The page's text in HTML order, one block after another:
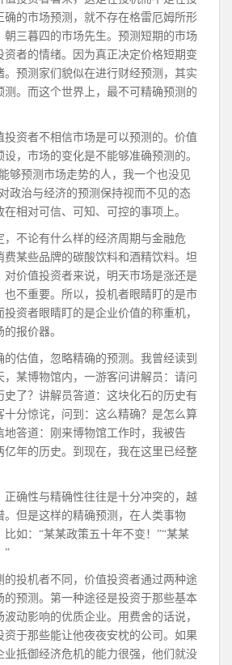
确的市场预测，就不存在格雷厄姆所形
朝三暮四的市场先生。预测短期的市场
资者的情绪。因为真正决定价格短期变
。预测家们貌似在进行财经预测，其实
测。而这个世界上，最不可精确预测的
投资者不相信市场是可以预测的。价值
，市场的变化是不能够准确预测的。
够预测市场走势的人，我一个也没见
政治与经济的预测保持视而不见的态
相对可信、可知、可控的事项上。
，不论有什么样的经济周期与金融危
费某些品牌的碳酸饮料和酒精饮料。坦
对价值投资者来说，明天市场是涨还是
也不重要。所以，投机者眼睛盯的是市
资者眼睛盯的是企业价值的称重机，
报价器。
估值，忽略精确的预测。我曾经读到
某博物馆内，一游客问讲解员：请问
史了？讲解员答道：这块化石的历史有
十分惊诧，问到：这么精确？是怎么算
地答道：刚来博物馆工作时，我被告
亿年的历史。到现在，我在这里已经整
正确性与精确性往往是十分冲突的，越
。但是这样的精确预测，在人类事物
如：“某某政策五十年不变！”“某某
”
的投机者不同，价值投资者通过两种途
的预测。第一种途径是投资于那些基本
动影响的优质企业。用费舍的话说，
资于那些能让他夜夜安枕的公司。如果
业抵御经济危机的能力很强，他们就没